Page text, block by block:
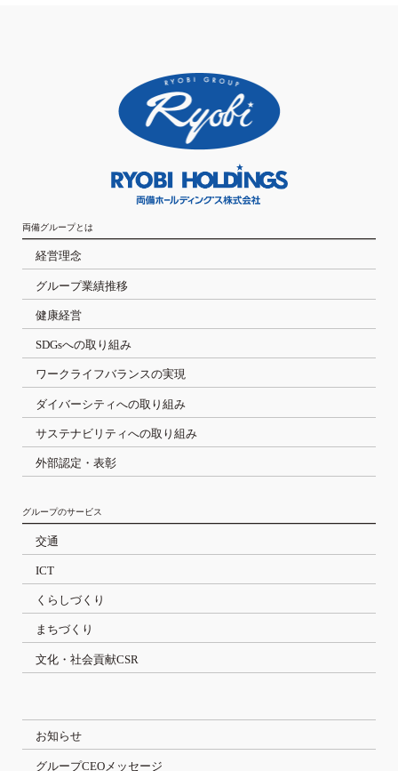
両備グループとは
経営理念
グループ業績推移
健康経営
SDGsへの取り組み
ワークライフバランスの実現
ダイバーシティへの取り組み
サステナビリティへの取り組み
外部認定・表彰
グループのサービス
交通
ICT
くらしづくり
まちづくり
文化・社会貢献CSR
お知らせ
グループCEOメッセージ